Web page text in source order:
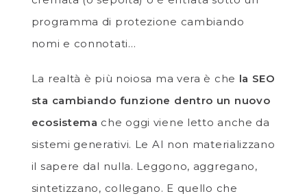
programma di protezione cambiando
nomi e connotati…
La realtà è più noiosa ma vera è che la SEO
sta cambiando funzione dentro un nuovo
ecosistema che oggi viene letto anche da
sistemi generativi. Le AI non materializzano
il sapere dal nulla. Leggono, aggregano,
sintetizzano, collegano. E quello che